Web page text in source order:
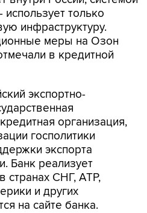
использует только
инфраструктуру.
меры на Озон
в кредитной
экспортно-
организация,
госполитики
экспорта
Банк реализует
странах СНГ, АТР,
и других
на сайте банка.